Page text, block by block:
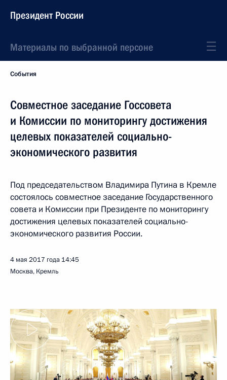
Президент России
Материалы по выбранной персоне
События
Совместное заседание Госсовета
и Комиссии по мониторингу достижения
целевых показателей социально-
экономического развития
Под председательством Владимира Путина в Кремле
состоялось совместное заседание Государственного
совета и Комиссии при Президенте по мониторингу
достижения целевых показателей социально-
экономического развития России.
4 мая 2017 года 14:45
Москва, Кремль